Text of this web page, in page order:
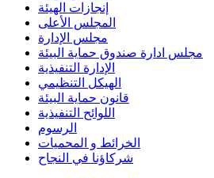
إنجازات الهيئة
المجلس الأعلى
مجلس الإدارة
مجلس ادارة صندوق حماية البيئة
الإدارة التنفيذية
الهيكل التنظيمي
قانون حماية البيئة
اللوائح التنفيذية
الرسوم
الخرائط و المحميات
شركاؤنا في النجاح